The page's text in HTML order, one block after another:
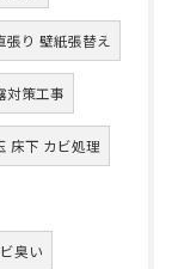
張り 壁紙張替え
対策工事
床下 カビ処理
臭い